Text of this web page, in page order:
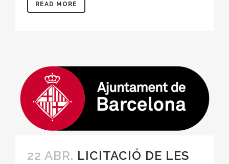
READ MORE
22 ABR. LICITACIÓ DE LES